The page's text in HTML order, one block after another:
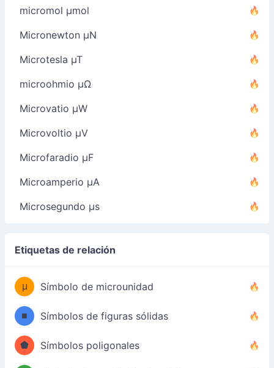
micromol µmol
Micronewton µN
Microtesla µT
microohmio µΩ
Microvatio µW
Microvoltio µV
Microfaradio µF
Microamperio µA
Microsegundo µs
Etiquetas de relación
μ Símbolo de microunidad
■ Símbolos de figuras sólidas
⬟ Símbolos poligonales